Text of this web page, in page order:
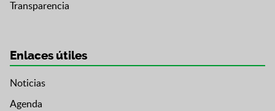
Transparencia
Enlaces útiles
Noticias
Agenda